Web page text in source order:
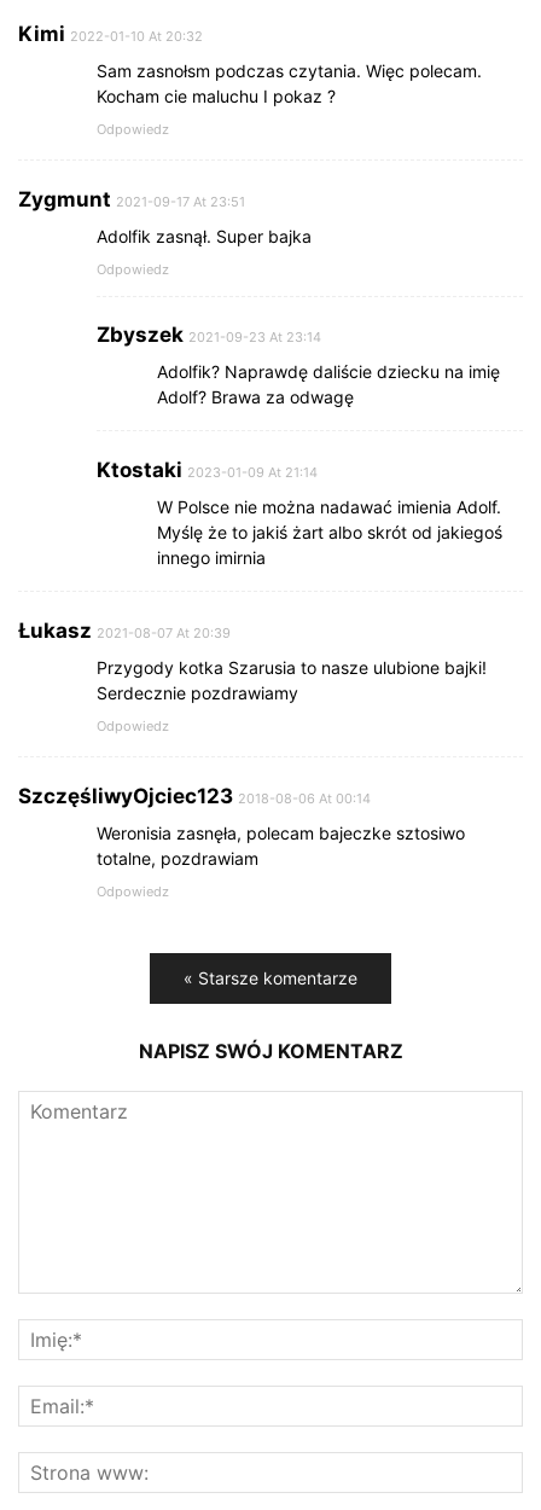
Kimi 2022-01-10 At 20:32
Sam zasnołsm podczas czytania. Więc polecam.
Kocham cie maluchu I pokaz ?
Odpowiedz
Zygmunt 2021-09-17 At 23:51
Adolfik zasnął. Super bajka
Odpowiedz
Zbyszek 2021-09-23 At 23:14
Adolfik? Naprawdę daliście dziecku na imię
Adolf? Brawa za odwagę
Ktostaki 2023-01-09 At 21:14
W Polsce nie można nadawać imienia Adolf.
Myślę że to jakiś żart albo skrót od jakiegoś
innego imirnia
Łukasz 2021-08-07 At 20:39
Przygody kotka Szarusia to nasze ulubione bajki!
Serdecznie pozdrawiamy
Odpowiedz
SzczęśliwyOjciec123 2018-08-06 At 00:14
Weronisia zasnęła, polecam bajeczke sztosiwo
totalne, pozdrawiam
Odpowiedz
« Starsze komentarze
NAPISZ SWÓJ KOMENTARZ